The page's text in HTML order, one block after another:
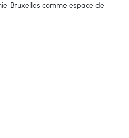
Bruxelles comme espace de